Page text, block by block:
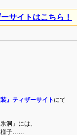
サイトはこちら！
』ティザーサイト にて
洞」には、
様子……